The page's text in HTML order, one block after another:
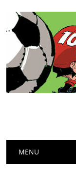
Main menu
MENU